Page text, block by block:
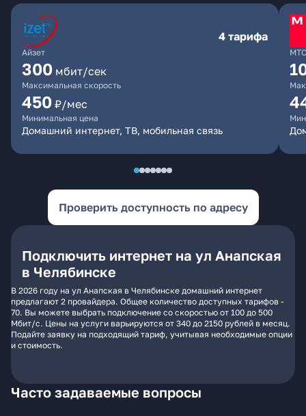
Айзет
4 тарифа
300 мбит/сек
Максимальная скорость
450 ₽/мес
Минимальная цена
Домашний интернет, ТВ, мобильная связь
МТС
Проверить доступность по адресу
Подключить интернет на ул Анапская
в Челябинске
В 2026 году на ул Анапская в Челябинске домашний интернет
предлагают 2 провайдера. Общее количество доступных тарифов -
70. Вы можете выбрать подключение со скоростью от 100 до 500
Мбит/с. Цены на услуги варьируются от 340 до 2150 рублей в месяц.
Подайте заявку на подходящий тариф, учитывая необходимые опции
и стоимость.
Часто задаваемые вопросы